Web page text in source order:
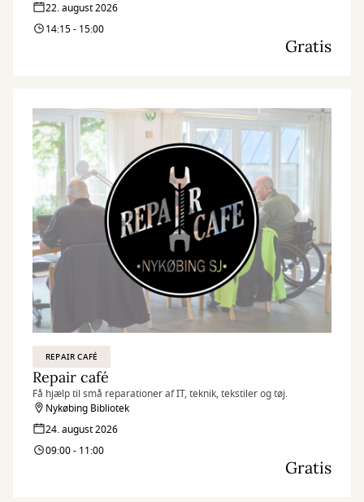
22. august 2026
14:15 - 15:00
Gratis
REPAIR CAFÉ
Repair café
Få hjælp til små reparationer af IT, teknik, tekstiler og tøj.
Nykøbing Bibliotek
24. august 2026
09:00 - 11:00
Gratis